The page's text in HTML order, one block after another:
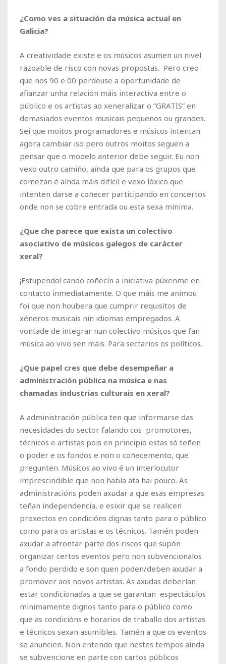
¿Como ves a situación da música actual en
Galicia?
A creatividade existe e os músicos asumen un nivel
razoable de risco con novas propostas. Pero creo
que nos 90 e 00 perdeuse a oportunidade de
afianzar unha relación máis interactiva entre o
público e os artistas ao xeneralizar o “GRATIS” en
demasiados eventos musicais pequenos ou grandes.
Sei que moitos programadores e músicos intentan
agora cambiar iso pero outros moitos seguen a
pensar que o modelo anterior debe seguir. Eu non
vexo outro camiño, aínda que para os grupos que
comezan é aínda máis difícil e vexo lóxico que
intenten darse a coñecer participando en concertos
onde non se cobre entrada ou esta sexa mínima.
¿Que che parece que exista un colectivo
asociativo de músicos galegos de carácter
xeral?
¡Estupendo! cando coñecín a iniciativa púxenme en
contacto inmediatamente. O que máis me animou
foi que non houbera que cumprir requisitos de
xéneros musicais nin idiomas empregados. A
vontade de integrar nun colectivo músicos que fan
música ao vivo sen máis. Para sectarios os políticos.
¿Que papel cres que debe desempeñar a
administración pública na música e nas
chamadas industrias culturais en xeral?
A administración pública ten que informarse das
necesidades do sector falando cos promotores,
técnicos e artistas pois en principio estas só teñen
o poder e os fondos e non o coñecemento, que
pregunten. Músicos ao vivo é un interlocutor
imprescindible que non había ata hai pouco. As
administracións poden axudar a que esas empresas
teñan independencia, e esixir que se realicen
proxectos en condicións dignas tanto para o público
como para os artistas e os técnicos. Tamén poden
axudar a afrontar parte dos riscos que supón
organizar certos eventos pero non subvencionalos
a fondo perdido e son quen poden/deben axudar a
promover aos novos artistas. As axudas deberían
estar condicionadas a que se garantan espectáculos
minimamente dignos tanto para o público como
que as condicións e horarios de traballo dos artistas
e técnicos sexan asumibles. Tamén a que os eventos
se anuncien. Non entendo que nestes tempos aínda
se subvencione en parte con cartos públicos